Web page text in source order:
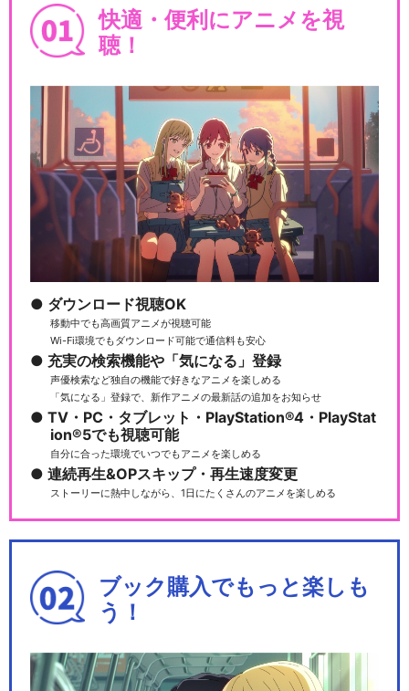
快適・便利にアニメを視
聴！
ダウンロード視聴OK
移動中でも高画質アニメが視聴可能
Wi-Fi環境でもダウンロード可能で通信料も安心
充実の検索機能や「気になる」登録
声優検索など独自の機能で好きなアニメを楽しめる
「気になる」登録で、新作アニメの最新話の追加をお知らせ
TV・PC・タブレット・PlayStation®4・PlayStat
ion®5でも視聴可能
自分に合った環境でいつでもアニメを楽しめる
連続再生&OPスキップ・再生速度変更
ストーリーに熱中しながら、1日にたくさんのアニメを楽しめる
ブック購入でもっと楽しも
う！